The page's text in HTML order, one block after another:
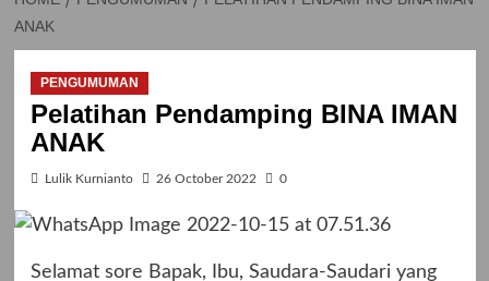
ANAK
PENGUMUMAN
Pelatihan Pendamping BINA IMAN
ANAK
Lulik Kurnianto 26 October 2022 0
Selamat sore Bapak, Ibu, Saudara-Saudari yang